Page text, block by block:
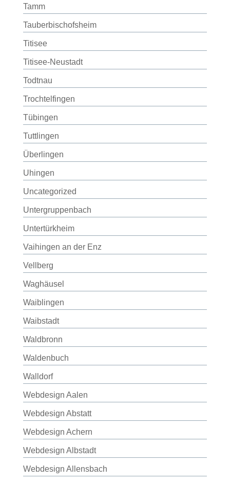
Tamm
Tauberbischofsheim
Titisee
Titisee-Neustadt
Todtnau
Trochtelfingen
Tübingen
Tuttlingen
Überlingen
Uhingen
Uncategorized
Untergruppenbach
Untertürkheim
Vaihingen an der Enz
Vellberg
Waghäusel
Waiblingen
Waibstadt
Waldbronn
Waldenbuch
Walldorf
Webdesign Aalen
Webdesign Abstatt
Webdesign Achern
Webdesign Albstadt
Webdesign Allensbach